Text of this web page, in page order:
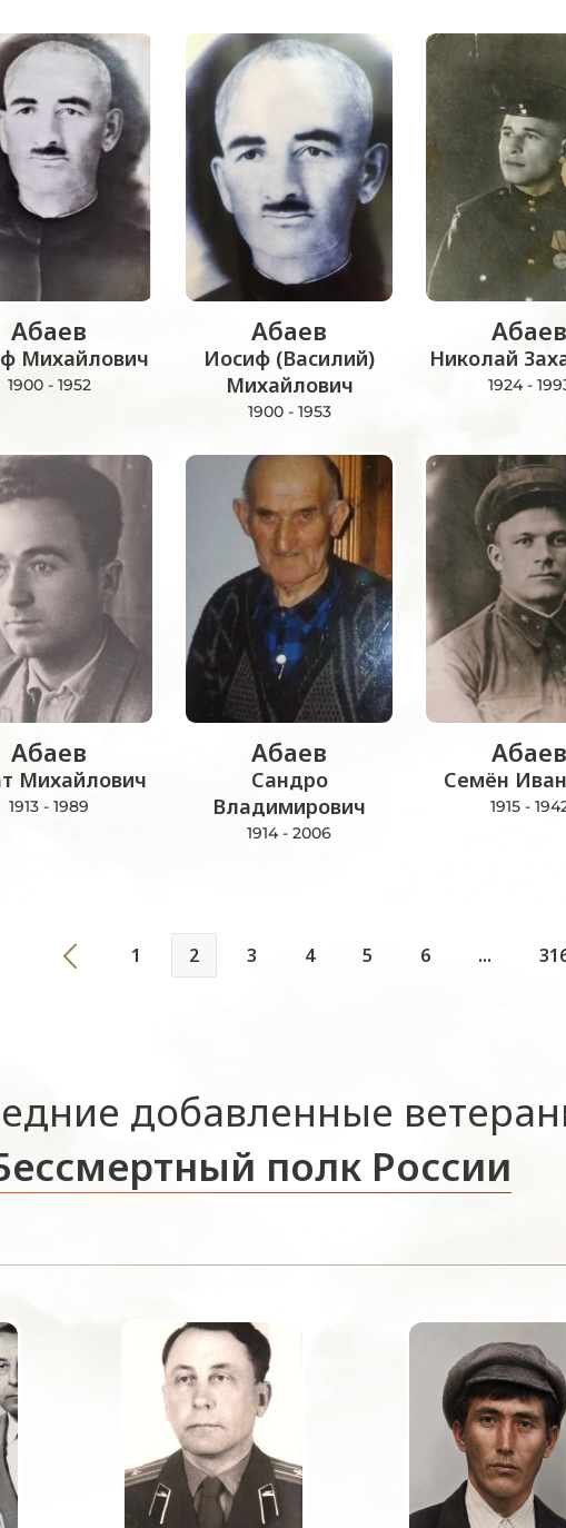
Абаев
Михайлович
1900 - 1952
Абаев
Иосиф (Василий)
Михайлович
1900 - 1953
Абаев
Николай
1924 -
Абаев
Михайлович
1913 - 1989
Абаев
Сандро
Владимирович
1914 - 2006
Абаев
Семён
1915 -
1 2 3 4 5 6 ...
добавленные
полк России